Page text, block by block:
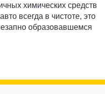
химических средств
всегда в чистоте, это
образовавшемся